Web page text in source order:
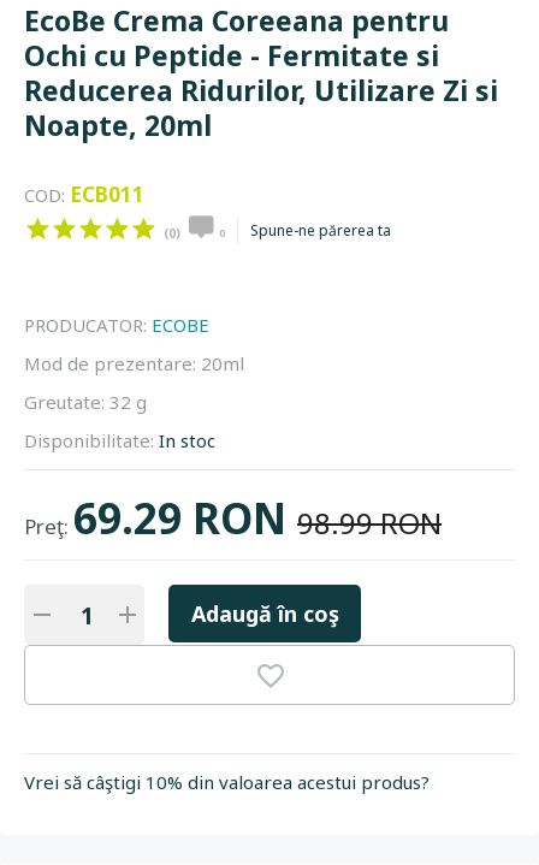
EcoBe Crema Coreeana pentru
Ochi cu Peptide - Fermitate si
Reducerea Ridurilor, Utilizare Zi si
Noapte, 20ml
COD: ECB011
(0) 0 Spune-ne părerea ta
PRODUCATOR: ECOBE
Mod de prezentare: 20ml
Greutate: 32 g
Disponibilitate: In stoc
Preţ: 69.29 RON 98.99 RON
Adaugă în coş
Vrei să câştigi 10% din valoarea acestui produs?